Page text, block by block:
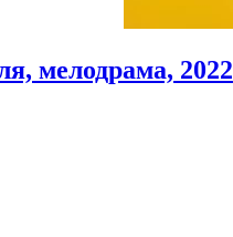
мелодрама, 2022